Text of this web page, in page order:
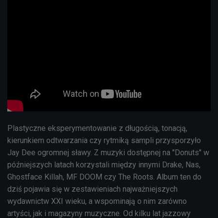
Plastyczne eksperymentowanie z długością, tonacją,
kierunkiem odtwarzania czy rytmiką sampli przysporzyło
Jay Dee ogromnej sławy. Z muzyki dostępnej na "Donuts" w
późniejszych latach korzystali między innymi Drake, Nas,
Ghostface Killah, MF DOOM czy The Roots. Album ten do
dziś pojawia się w zestawieniach najważniejszych
wydawnictw XXI wieku, a wspominają o nim zarówno
artyści, jak i magazyny muzyczne. Od kilku lat jazzowy